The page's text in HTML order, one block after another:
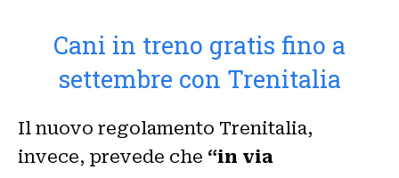
Cani in treno gratis fino a
settembre con Trenitalia
Il nuovo regolamento Trenitalia,
invece, prevede che “in via